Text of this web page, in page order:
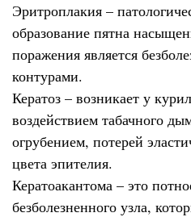
Эритроплакия –
образование пятна
поражения является
контурами.
Кератоз – возникает у
воздействием табачного
огрубением, потерей
цвета эпителия.
Кератоакантома – это
безболезненного узла,